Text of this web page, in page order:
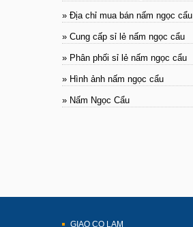
» Địa chỉ mua bán nấm ngọc cẩu
» Cung cấp sỉ lẻ nấm ngọc cẩu
» Phân phối sỉ lẻ nấm ngọc cẩu
» Hình ảnh nấm ngọc cẩu
» Nấm Ngọc Cẩu
GIAO CO LAM